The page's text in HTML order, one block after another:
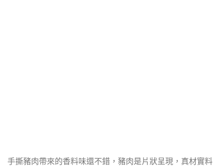
手撕豬肉帶來的香料味還不錯，豬肉是片狀呈現，真材實料